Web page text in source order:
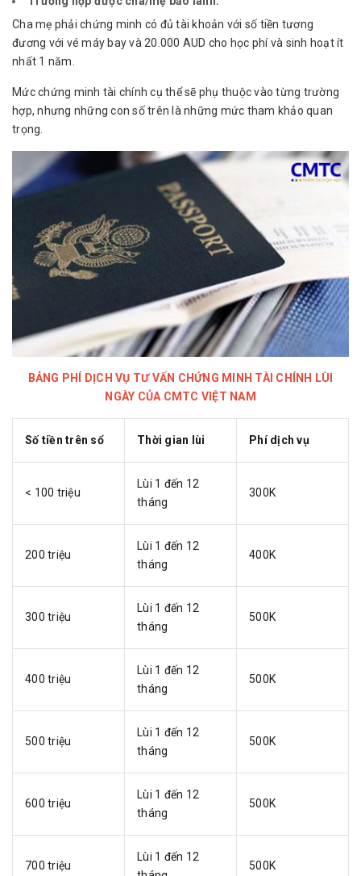
Cha mẹ phải chứng minh có đủ tài khoản với số tiền tương
đương với vé máy bay và 20.000 AUD cho học phí và sinh hoạt ít
nhất 1 năm.
Mức chứng minh tài chính cụ thể sẽ phụ thuộc vào từng trường
hợp, nhưng những con số trên là những mức tham khảo quan
trọng.
BẢNG PHÍ DỊCH VỤ TƯ VẤN CHỨNG MINH TÀI CHÍNH LÙI
NGÀY CỦA CMTC VIỆT NAM
Số tiền trên sổ Thời gian lùi Phí dịch vụ
< 100 triệu
Lùi 1 đến 12
tháng
300K
200 triệu
Lùi 1 đến 12
tháng
400K
300 triệu
Lùi 1 đến 12
tháng
500K
400 triệu
Lùi 1 đến 12
tháng
500K
500 triệu
Lùi 1 đến 12
tháng
500K
600 triệu
Lùi 1 đến 12
tháng
500K
700 triệu
Lùi 1 đến 12
500K